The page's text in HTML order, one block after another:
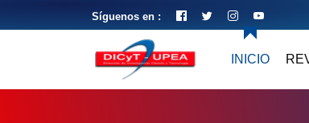
Síguenos en :
INICIO